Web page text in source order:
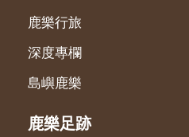
鹿樂行旅
深度專欄
島嶼鹿樂
鹿樂足跡